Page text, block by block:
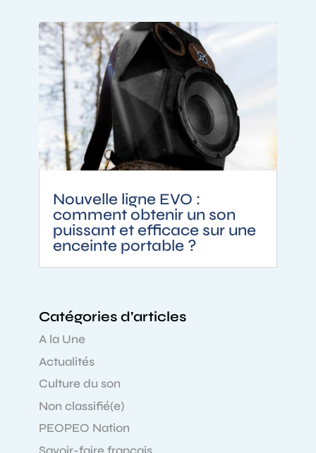
Nouvelle ligne EVO :
comment obtenir un son
puissant et efficace sur une
enceinte portable ?
Catégories d’articles
A la Une
Actualités
Culture du son
Non classifié(e)
PEOPEO Nation